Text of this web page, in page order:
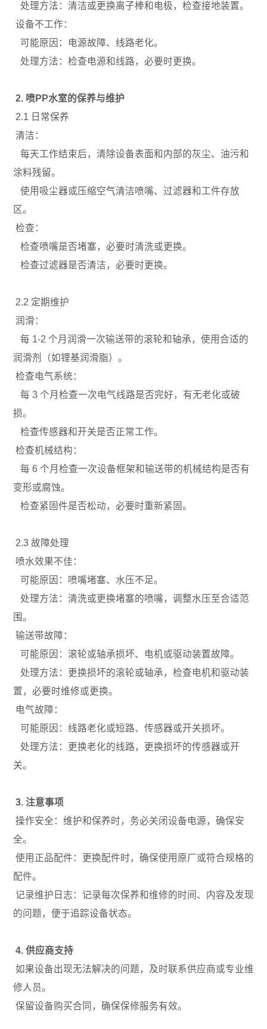
处理方法：清洁或更换离子棒和电极，检查接地装置。
设备不工作：
可能原因：电源故障、线路老化。
处理方法：检查电源和线路，必要时更换。
2. 喷PP水室的保养与维护
2.1 日常保养
清洁：
每天工作结束后，清除设备表面和内部的灰尘、油污和
涂料残留。
使用吸尘器或压缩空气清洁喷嘴、过滤器和工件存放
区。
检查：
检查喷嘴是否堵塞，必要时清洗或更换。
检查过滤器是否清洁，必要时更换。
2.2 定期维护
润滑：
每 1-2 个月润滑一次输送带的滚轮和轴承，使用合适的
润滑剂（如锂基润滑脂）。
检查电气系统：
每 3 个月检查一次电气线路是否完好，有无老化或破
损。
检查传感器和开关是否正常工作。
检查机械结构：
每 6 个月检查一次设备框架和输送带的机械结构是否有
变形或腐蚀。
检查紧固件是否松动，必要时重新紧固。
2.3 故障处理
喷水效果不佳：
可能原因：喷嘴堵塞、水压不足。
处理方法：清洗或更换堵塞的喷嘴，调整水压至合适范
围。
输送带故障：
可能原因：滚轮或轴承损坏、电机或驱动装置故障。
处理方法：更换损坏的滚轮或轴承，检查电机和驱动装
置，必要时维修或更换。
电气故障：
可能原因：线路老化或短路、传感器或开关损坏。
处理方法：更换老化的线路，更换损坏的传感器或开
关。
3. 注意事项
操作安全：维护和保养时，务必关闭设备电源，确保安
全。
使用正品配件：更换配件时，确保使用原厂或符合规格的
配件。
记录维护日志：记录每次保养和维修的时间、内容及发现
的问题，便于追踪设备状态。
4. 供应商支持
如果设备出现无法解决的问题，及时联系供应商或专业维
修人员。
保留设备购买合同，确保保修服务有效。